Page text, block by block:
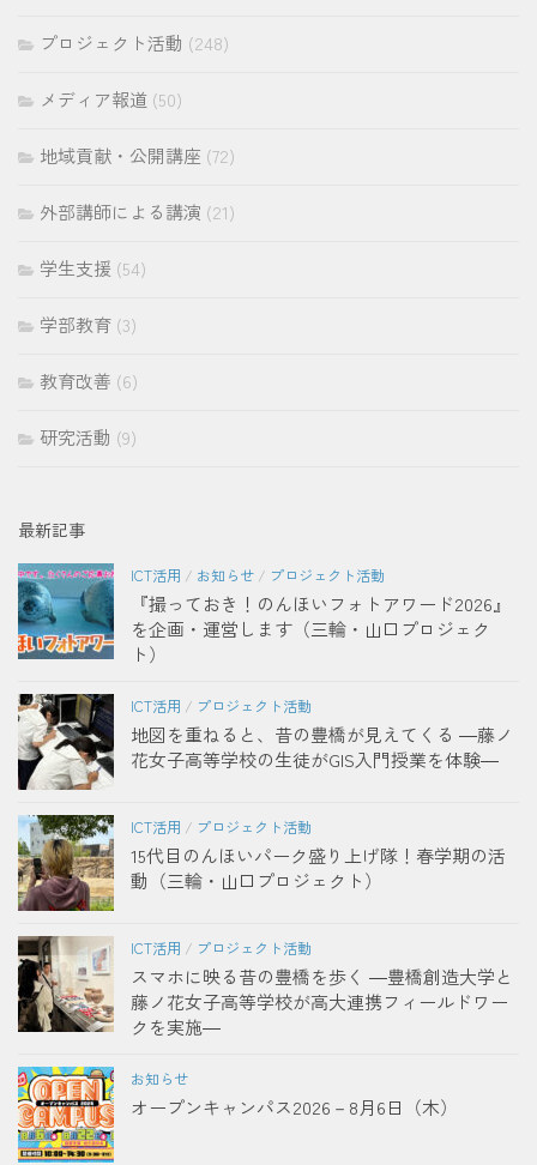
プロジェクト活動 (248)
メディア報道 (50)
地域貢献・公開講座 (72)
外部講師による講演 (21)
学生支援 (54)
学部教育 (3)
教育改善 (6)
研究活動 (9)
最新記事
ICT活用 / お知らせ / プロジェクト活動
『撮っておき！のんほいフォトアワード2026』
を企画・運営します（三輪・山口プロジェク
ト）
ICT活用 / プロジェクト活動
地図を重ねると、昔の豊橋が見えてくる ―藤ノ
花女子高等学校の生徒がGIS入門授業を体験―
ICT活用 / プロジェクト活動
15代目のんほいパーク盛り上げ隊！春学期の活
動（三輪・山口プロジェクト）
ICT活用 / プロジェクト活動
スマホに映る昔の豊橋を歩く ―豊橋創造大学と
藤ノ花女子高等学校が高大連携フィールドワー
クを実施―
お知らせ
オープンキャンパス2026－8月6日（木）